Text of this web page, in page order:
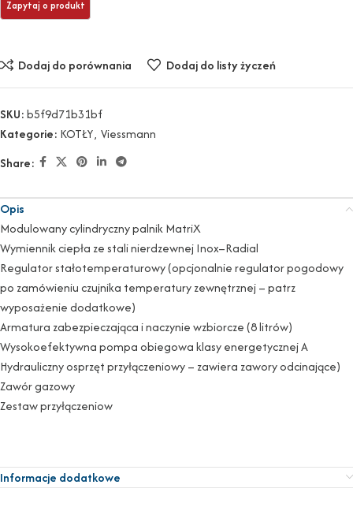
Dodaj do porównania Dodaj do listy życzeń
SKU:b5f9d71b31bf
Kategorie: KOTŁY, Viessmann
Share:
Opis
Modulowany cylindryczny palnik MatriX
Wymiennik ciepła ze stali nierdzewnej Inox–Radial
Regulator stałotemperaturowy (opcjonalnie regulator pogodowy
po zamówieniu czujnika temperatury zewnętrznej – patrz
wyposażenie dodatkowe)
Armatura zabezpieczająca i naczynie wzbiorcze (8 litrów)
Wysokoefektywna pompa obiegowa klasy energetycznej A
Hydrauliczny osprzęt przyłączeniowy – zawiera zawory odcinające)
Zawór gazowy
Zestaw przyłączeniow
Informacje dodatkowe